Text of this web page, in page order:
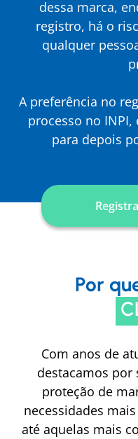
dessa marca,
registro, há o
qualquer
A preferência no
processo no
para depois
Por
Com anos de
destacamos por
proteção de
necessidades
até aquelas mais